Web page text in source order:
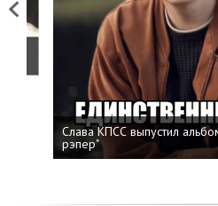
Previous
Слава КПСС выпустил
рэпер"